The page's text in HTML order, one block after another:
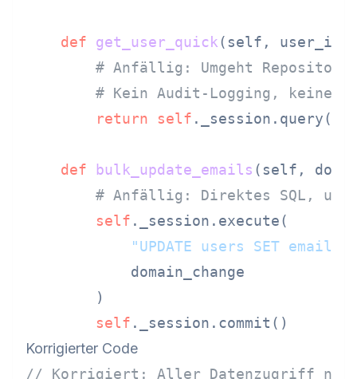
def get_user_quick( self,
# Anfällig: Umgeht Repository
# Kein Audit-Logging, keine
return
self
def bulk_update_emails ( self,
# Anfällig: Direktes SQL,
self ._session.execute(
"UPDATE users SET email
            domain_change
        )
self
Korrigierter Code
// Korrigiert: Aller Datenzugriff nur